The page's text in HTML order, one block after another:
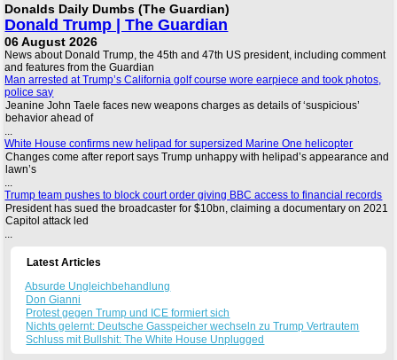
Donalds Daily Dumbs (The Guardian)
Donald Trump | The Guardian
06 August 2026
News about Donald Trump, the 45th and 47th US president, including comment
and features from the Guardian
Man arrested at Trump’s California golf course wore earpiece and took photos,
police say
Jeanine John Taele faces new weapons charges as details of ‘suspicious’
behavior ahead of
White House confirms new helipad for supersized Marine One helicopter
Changes come after report says Trump unhappy with helipad’s appearance and
lawn’s
Trump team pushes to block court order giving BBC access to financial records
President has sued the broadcaster for $10bn, claiming a documentary on 2021
Capitol attack led
Latest Articles
Absurde Ungleichbehandlung
Don Gianni
Protest gegen Trump und ICE formiert sich
Nichts gelernt: Deutsche Gasspeicher wechseln zu Trump Vertrautem
Schluss mit Bullshit: The White House Unplugged